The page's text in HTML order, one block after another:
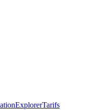
ExplorerTarifs